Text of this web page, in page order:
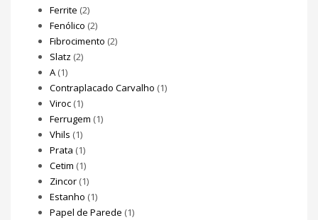
Ferrite (2)
Fenólico (2)
Fibrocimento (2)
Slatz (2)
A (1)
Contraplacado Carvalho (1)
Viroc (1)
Ferrugem (1)
Vhils (1)
Prata (1)
Cetim (1)
Zincor (1)
Estanho (1)
Papel de Parede (1)